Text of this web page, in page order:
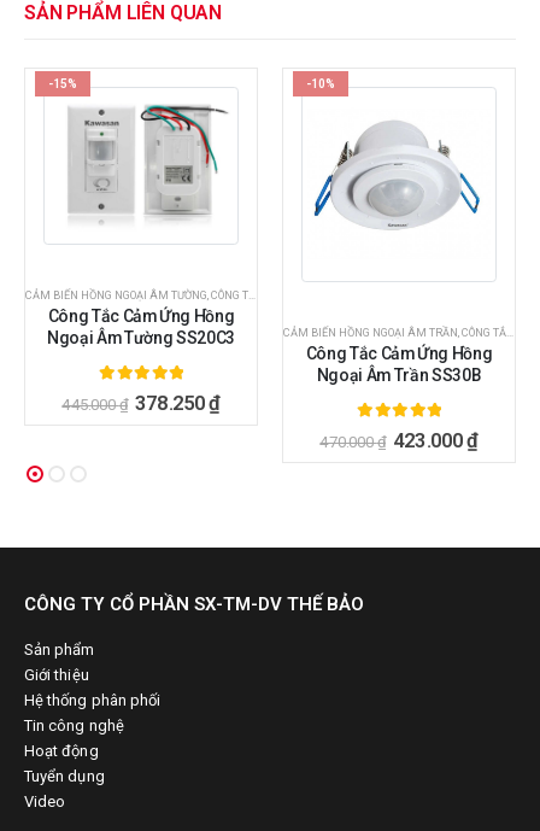
SẢN PHẨM LIÊN QUAN
-15%
CẢM BIẾN HỒNG NGOẠI ÂM TƯỜNG CÔNG TẮC CẢM BIẾN
Công Tắc Cảm Ứng Hồng
Ngoại Âm Tường SS20C3
ngoài 5
445.000₫ 378.250₫
-10%
CẢM BIẾN HỒNG NGOẠI ÂM TRẦN CÔNG TẮC CẢM BIẾN
Công Tắc Cảm Ứng Hồng
Ngoại Âm Trần SS30B
ngoài 5
470.000₫ 423.000₫
CÔNG TY CỔ PHẦN SX-TM-DV THẾ BẢO
Sản phẩm
Giới thiệu
Hệ thống phân phối
Tin công nghệ
Hoạt động
Tuyển dụng
Video